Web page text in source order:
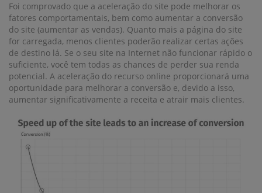
Foi comprovado que a aceleração do site pode melhorar os
fatores comportamentais, bem como aumentar a conversão
do site (aumentar as vendas). Quanto mais a página do site
for carregada, menos clientes poderão realizar certas ações
de destino lá. Se o seu site na Internet não funcionar rápido o
suficiente, você tem todas as chances de perder sua renda
potencial. A aceleração do recurso online proporcionará uma
oportunidade para melhorar a conversão e, devido a isso,
aumentar significativamente a receita e atrair mais clientes.